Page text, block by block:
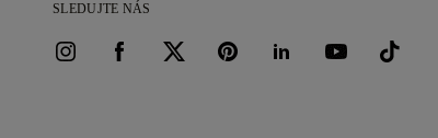
SLEDUJTE NÁS